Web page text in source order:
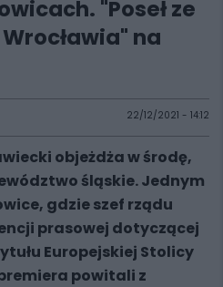
"Poseł ze
na
22/12/2021 - 14:12
objeżdża w środę,
śląskie. Jednym
gdzie szef rządu
prasowej dotyczącej
Europejskiej Stolicy
powitali z